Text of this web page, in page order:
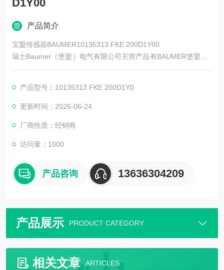
D1Y00
产品简介
宝盟传感器BAUMER10135313 FKE 200D1Y00
瑞士Baumer（堡盟）电气有限公司主营产品有BAUMER堡盟、B
AUMER编码器、BAUMER传感器、BAUMER控制器、BAUMER
ER光电开关、BAUMER限位开关、宝盟传感器
产品型号：10135313 FKE 200D1Y0
更新时间：2026-06-24
厂商性质：经销商
访问量：1000
产品咨询 13636304209
产品展示 PRODUCT CATEGORY
相关文章 ARTICLES